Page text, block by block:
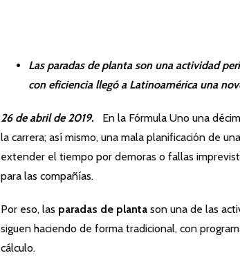
Las paradas de planta son una actividad periódica y crítica en el sector de oil and gas. Para realizarlas
con eficiencia llegó a Latinoamérica una
26 de abril de 2019. En la Fórmula Uno una
la carrera; así mismo, una mala planificación de una
extender el tiempo por demoras o fallas
para las compañías.
Por eso, las paradas de planta son una de las
siguen haciendo de forma tradicional, con
cálculo.